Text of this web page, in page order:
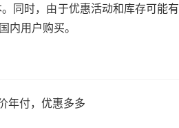
同时，由于优惠活动和库存可能有
用户购买。
年付，优惠多多